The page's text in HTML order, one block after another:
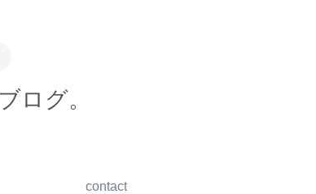
ログ。
contact